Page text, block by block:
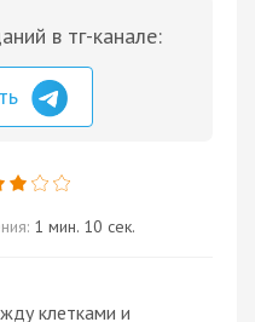
в тг-канале:
1 мин. 10 сек.
клетками и